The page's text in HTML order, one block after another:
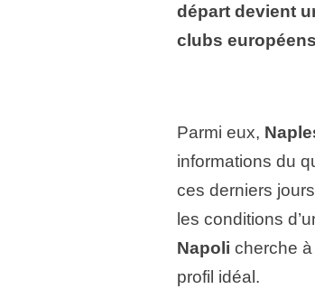
départ devient
clubs
Parmi eux,
informations du
ces derniers
les conditions
Napoli cherche
profil idéal.